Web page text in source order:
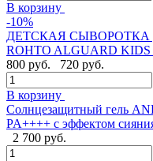
В корзину
-10%
ДЕТСКАЯ СЫВОРОТКА
ROHTO ALGUARD
800 руб.
720 руб.
В корзину
Солнцезащитный гель
PA++++ с эффектом
2 700 руб.